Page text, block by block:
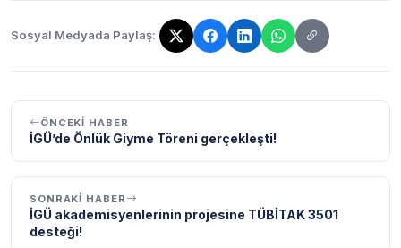
Sosyal Medyada Paylaş:
Bağlantı kopyalandı!
ÖNCEKI HABER
İGÜ’de Önlük Giyme Töreni gerçekleşti!
SONRAKI HABER
İGÜ akademisyenlerinin projesine TÜBİTAK 3501
desteği!